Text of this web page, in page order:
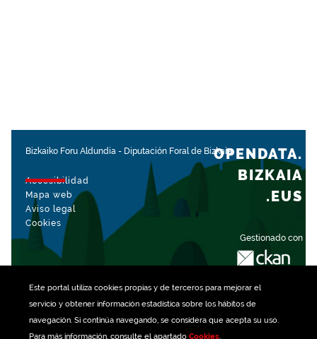
Este portal utiliza cookiespropias y de terceros para mejorar el
servicio y obtener información estadística sobre los hábitos de
navegación. Si continúa navegando, se considera que acepta su uso.
Para más información, consulte el apartado Cookies.
Bizkaiko Foru Aldundia - Diputación Foral de Bizkaia
Accesibilidad
Mapa web
Aviso legal
Cookies
Gestionado con
OPENDATA.
BIZKAIA
.EUS